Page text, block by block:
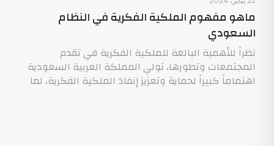
ماهو مفهوم الملكية الفكرية في النظام
السعودي
نظراً للأهمية البالغة للملكية الفكرية في تقدم
المجتمعات وتطورها، تولي المملكة العربية السعودية
اهتماماً كبيراً لحماية وتعزيز إنفاذ الملكية الفكرية، لما